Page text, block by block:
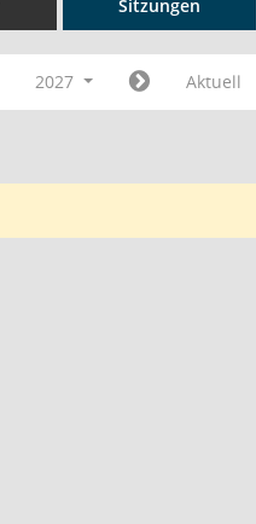
Sitzungen
2027 Aktuell